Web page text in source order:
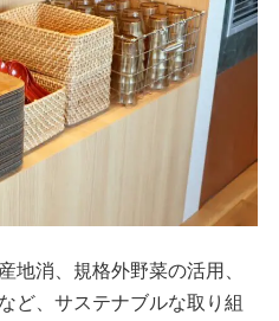
地消、規格外野菜の活用、
ど、サステナブルな取り組